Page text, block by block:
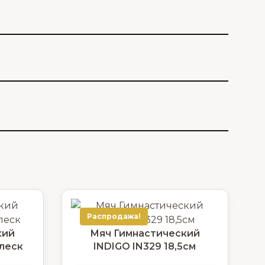
Распродажа!
Мяч Гимнастический
INDIGO IN329 18,5см